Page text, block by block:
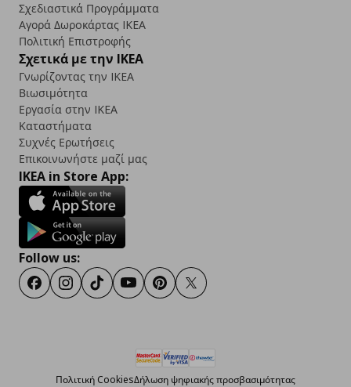
Σχεδιαστικά Προγράμματα
Αγορά Δωρoκάρτας IKEA
Πολιτική Επιστροφής
Σχετικά με την IKEA
Γνωρίζοντας την IKEA
Βιωσιμότητα
Εργασία στην IKEA
Καταστήματα
Συχνές Ερωτήσεις
Επικοινωνήστε μαζί μας
IKEA in Store App:
Follow us:
FacebookInstagram
TikTokYoutubePinterestTwitter
Πολιτική CookiesΔήλωση ψηφιακής προσβασιμότητας